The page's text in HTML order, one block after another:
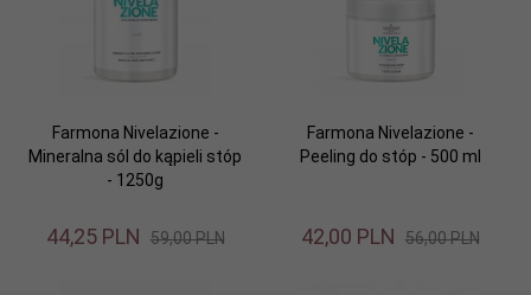
Farmona Nivelazione -
Mineralna sól do kąpieli stóp
- 1250g
44,25 PLN 59,00 PLN
Farmona Nivelazione -
Peeling do stóp - 500 ml
42,00 PLN 56,00 PLN